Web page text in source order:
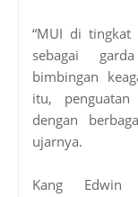
“MUI di tingkat
sebagai
bimbingan
itu,
dengan
ujarnya.
Kang Edwin